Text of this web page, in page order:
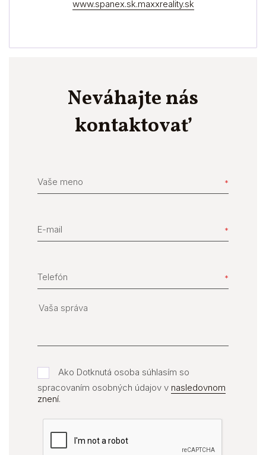
www.spanex.sk.maxxreality.sk
Neváhajte nás
kontaktovať
Vaše meno
E-mail
Telefón
Ako Dotknutá osoba súhlasím so
spracovaním osobných údajov v nasledovnom
znení.